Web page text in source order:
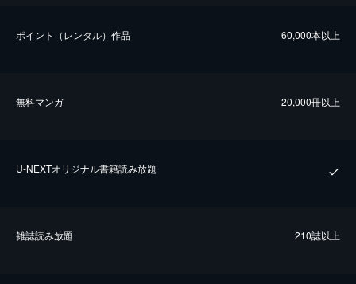
ポイント（レンタル）作品 60,000本以上
無料マンガ 20,000冊以上
U-NEXTオリジナル書籍読み放題
雑誌読み放題 210誌以上